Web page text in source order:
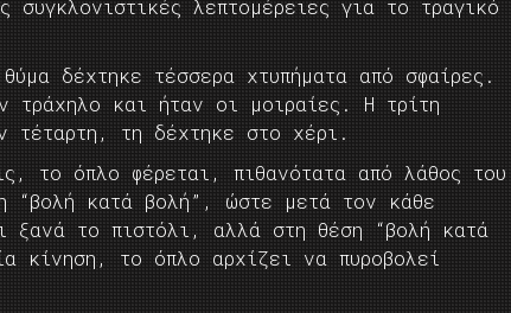
λεπτομέρειες για το τραγικό
δέχτηκε τέσσερα χτυπήματα από σφαίρες.
τράχηλο και ήταν οι μοιραίες. Η τρίτη
τέταρτη, τη δέχτηκε στο χέρι.
το όπλο φέρεται, πιθανότατα από λάθος του
“βολή κατά βολή”, ώστε μετά τον κάθε
ξανά το πιστόλι, αλλά στη θέση “βολή κατά
κίνηση, το όπλο αρχίζει να πυροβολεί